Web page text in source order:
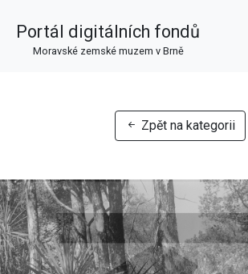
Portál digitálních fondů
Moravské zemské muzem v Brně
Zpět na kategorii